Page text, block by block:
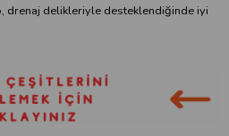
drenaj delikleriyle desteklendiğinde iyi